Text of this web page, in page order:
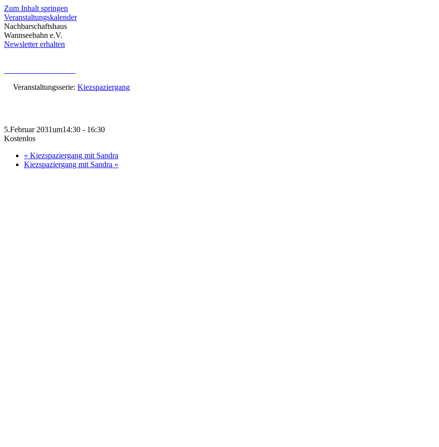
Zum Inhalt springen
Veranstaltungskalender
Nachbarschaftshaus
Wannseebahn e.V.
Newsletter erhalten
Veranstaltungsserie: Kiezspaziergang
5.Februar 2031um14:30 - 16:30
Kostenlos
« Kiezspaziergang mit Sandra
Kiezspaziergang mit Sandra »